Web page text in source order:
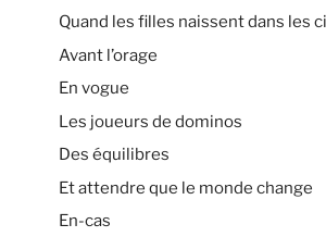
Quand les filles naissent dans les
Avant l’orage
En vogue
Les joueurs de dominos
Des équilibres
Et attendre que le monde change
En-cas